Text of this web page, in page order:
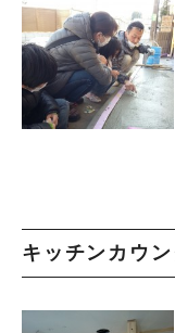
キッチンカウ